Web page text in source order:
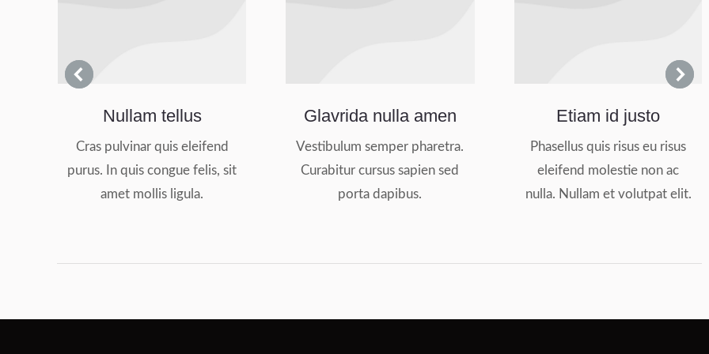
Nullam tellus
Cras pulvinar quis eleifend
purus. In quis congue felis, sit
amet mollis ligula.
Glavrida nulla amen
Vestibulum semper pharetra.
Curabitur cursus sapien sed
porta dapibus.
Etiam id justo
Phasellus quis risus eu risus
eleifend molestie non ac
nulla. Nullam et volutpat elit.